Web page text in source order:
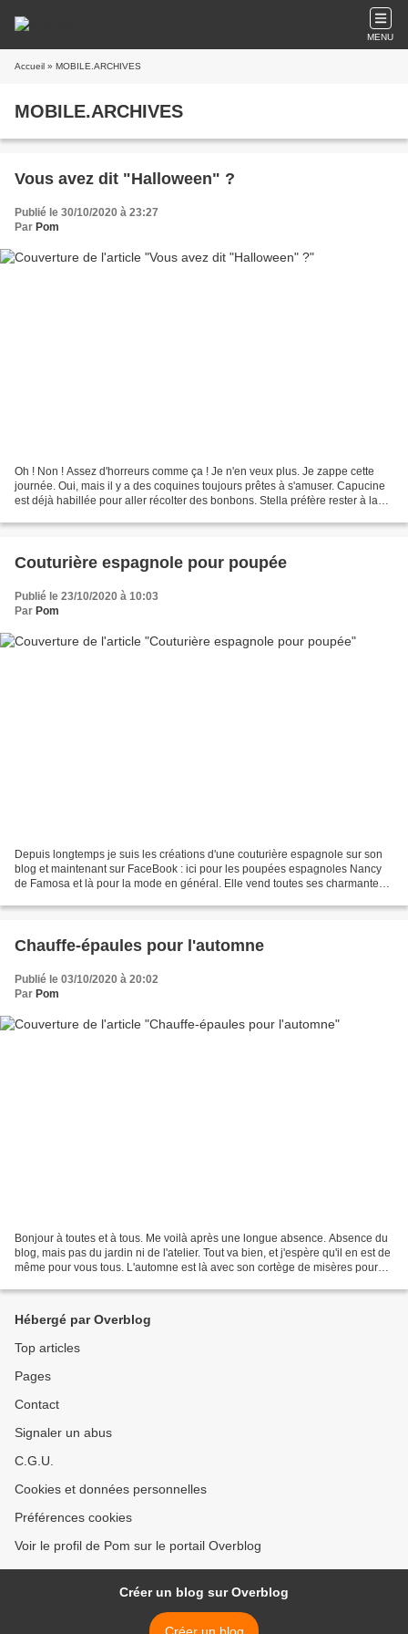
MENU
Accueil » MOBILE.ARCHIVES
MOBILE.ARCHIVES
Vous avez dit "Halloween" ?
Publié le 30/10/2020 à 23:27
Par Pom
Oh ! Non ! Assez d'horreurs comme ça ! Je n'en veux plus. Je zappe cette
journée. Oui, mais il y a des coquines toujours prêtes à s'amuser. Capucine
est déjà habillée pour aller récolter des bonbons. Stella préfère rester à la
Couturière espagnole pour poupée
Publié le 23/10/2020 à 10:03
Par Pom
Depuis longtemps je suis les créations d'une couturière espagnole sur son
blog et maintenant sur FaceBook : ici pour les poupées espagnoles Nancy
de Famosa et là pour la mode en général. Elle vend toutes ses charmantes
Chauffe-épaules pour l'automne
Publié le 03/10/2020 à 20:02
Par Pom
Bonjour à toutes et à tous. Me voilà après une longue absence. Absence du
blog, mais pas du jardin ni de l'atelier. Tout va bien, et j'espère qu'il en est de
même pour vous tous. L'automne est là avec son cortège de misères pour
Hébergé par Overblog
Top articles
Pages
Contact
Signaler un abus
C.G.U.
Cookies et données personnelles
Préférences cookies
Voir le profil de Pom sur le portail Overblog
Créer un blog sur Overblog